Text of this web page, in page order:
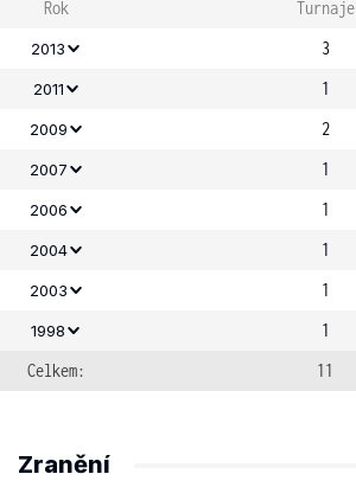
Rok Turnaje
2013 3
2011 1
2009 2
2007 1
2006 1
2004 1
2003 1
1998
1
Celkem:
11
Zranění